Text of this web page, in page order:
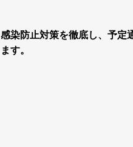
感染防止対策を徹底し、予定
ます。